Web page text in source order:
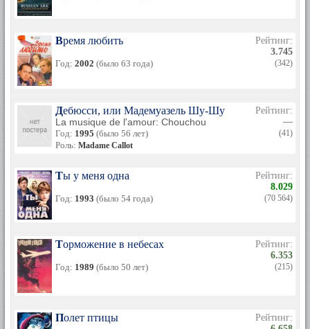
Время любить
Год: 2002 (было 63 года)
Рейтинг:
3.745
(342)
Дебюсси, или Мадемуазель Шу-Шу
La musique de l'amour: Chouchou
Год: 1995 (было 56 лет)
Роль: Madame Callot
Рейтинг:
—
(41)
Ты у меня одна
Год: 1993 (было 54 года)
Рейтинг:
8.029
(70 564)
Торможение в небесах
Год: 1989 (было 50 лет)
Рейтинг:
6.353
(215)
Полет птицы
Рейтинг: